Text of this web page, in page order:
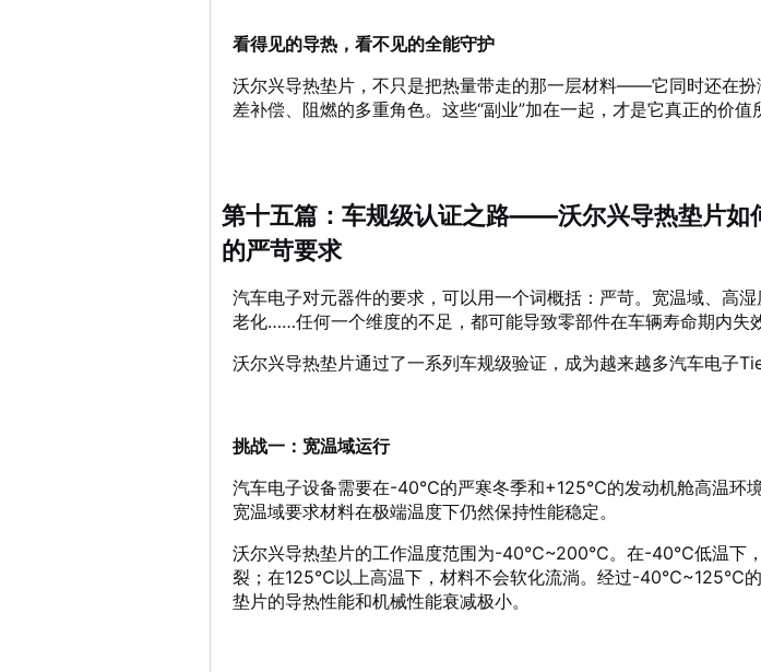
看得见的导热，看不见的全能守护
沃尔兴导热垫片，不只是把热量带走的那一层材料——它同时还在扮
差补偿、阻燃的多重角色。这些“副业”加在一起，才是它真正的价值
第十五篇：车规级认证之路——沃尔兴导热垫片如
的严苛要求
汽车电子对元器件的要求，可以用一个词概括：严苛。宽温域、高
老化……任何一个维度的不足，都可能导致零部件在车辆寿命期内失效
沃尔兴导热垫片通过了一系列车规级验证，成为越来越多汽车电子
挑战一：宽温域运行
汽车电子设备需要在-40℃的严寒冬季和+125℃的发动机舱高温环
宽温域要求材料在极端温度下仍然保持性能稳定。
沃尔兴导热垫片的工作温度范围为-40℃~200℃。在-40℃低温下
裂；在125℃以上高温下，材料不会软化流淌。经过-40℃~125℃的
垫片的导热性能和机械性能衰减极小。